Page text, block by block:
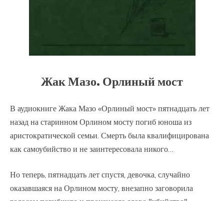
Жак Мазо. Орлиный мост
В аудиокниге Жака Мазо «Орлиный мост» пятнадцать лет
назад на старинном Орлином мосту погиб юноша из
аристократической семьи. Смерть была квалифицирована
как самоубийство и не заинтересовала никого…
Но теперь, пятнадцать лет спустя, девочка, случайно
оказавшаяся на Орлином мосту, внезапно заговорила